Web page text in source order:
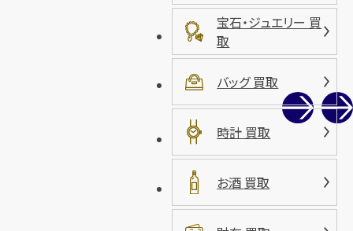
宝石・ジュエリー 買
取
バッグ 買取
時計 買取
お酒 買取